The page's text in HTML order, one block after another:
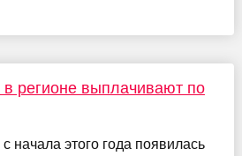
регионе выплачивают по
начала этого года появилась